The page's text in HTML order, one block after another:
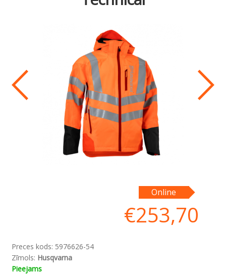
Online
€253,70
Preces kods: 5976626-54
Zīmols: Husqvarna
Pieejams